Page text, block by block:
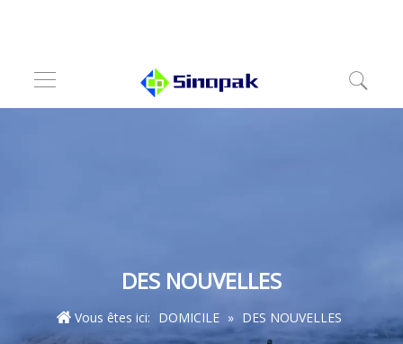
DES NOUVELLES
Vous êtes ici: DOMICILE » DES NOUVELLES